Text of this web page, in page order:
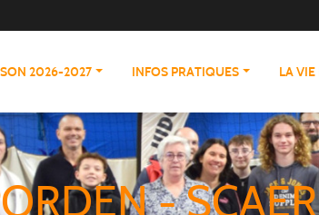
2026-2027 INFOS PRATIQUES LA
-